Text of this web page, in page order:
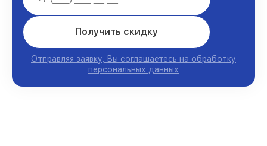
Получить скидку
Отправляя заявку, Вы соглашаетесь на обработку
персональных данных